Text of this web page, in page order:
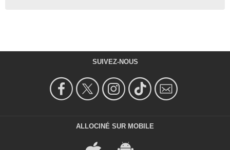
SUIVEZ-NOUS
ALLOCINÉ SUR MOBILE